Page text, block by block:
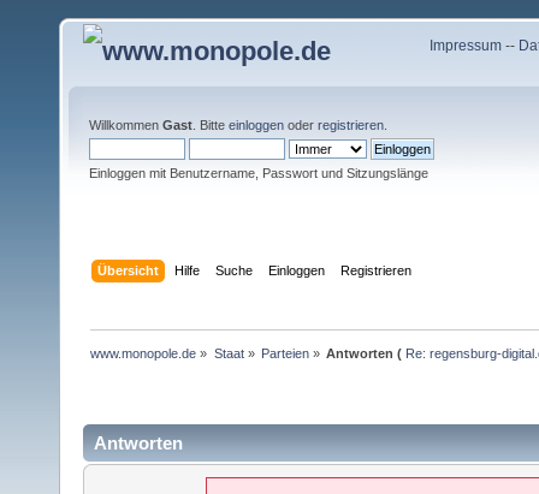
Impressum--
Willkommen Gast . Bitte einloggen oder registrieren
Einloggen mit Benutzername, Passwort und Sitzungslänge
Übersicht Hilfe Suche Einloggen Registrieren
www.monopole.de » Staat» Parteien» Antworten ( Re: regensburg-
Antworten